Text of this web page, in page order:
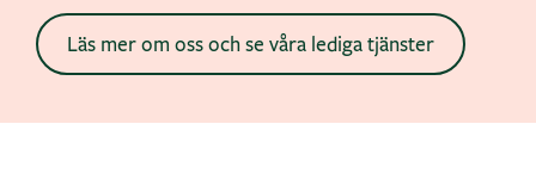
Läs mer om oss och se våra lediga tjänster